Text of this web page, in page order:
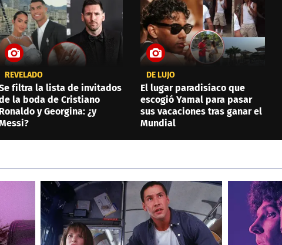
REVELADO
filtra la lista de invitados
la boda de Cristiano
Ronaldo y Georgina: ¿y
DE LUJO
El lugar paradisíaco que
escogió Yamal para pasar
sus vacaciones tras ganar el
Mundial